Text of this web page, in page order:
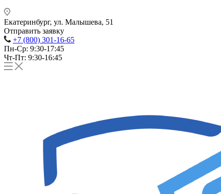
Екатеринбург, ул. Малышева, 51
Отправить заявку
+7 (800) 301-16-65
Пн-Ср: 9:30-17:45
Чт-Пт: 9:30-16:45